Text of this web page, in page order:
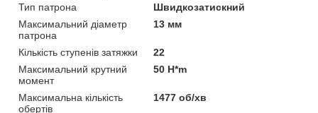
Тип патрона
Швидкозатискний
Максимальний діаметр
патрона
13 мм
Кількість ступенів затяжки
22
Максимальний крутний
момент
50 H*m
Максимальна кількість
обертів
1477 об/хв